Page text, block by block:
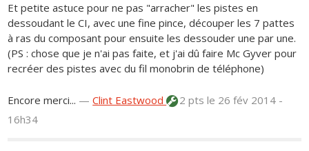
Et petite astuce pour ne pas "arracher" les pistes en
dessoudant le CI, avec une fine pince, découper les 7 pattes
à ras du composant pour ensuite les dessouder une par une.
(PS : chose que je n'ai pas faite, et j'ai dû faire Mc Gyver pour
recréer des pistes avec du fil monobrin de téléphone)
Encore merci... —Clint Eastwood 2 ptsle 26 fév 2014 -
16h34